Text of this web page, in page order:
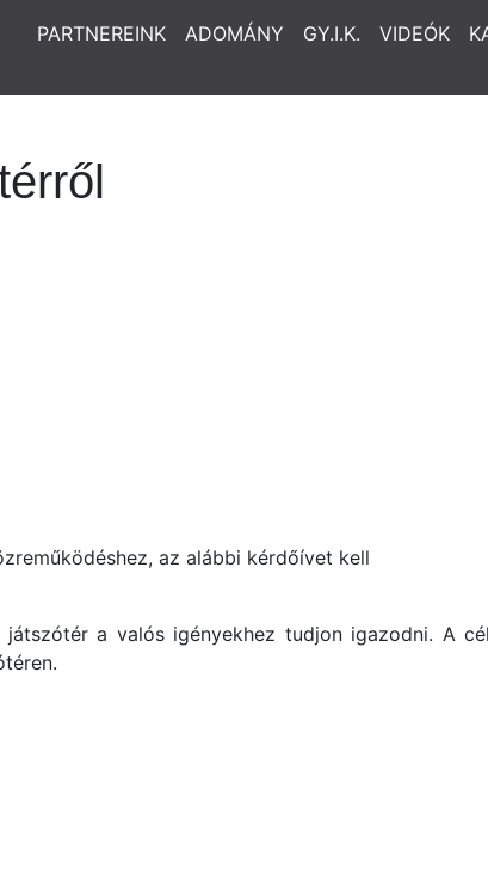
PARTNEREINK ADOMÁNY GY.I.K. VIDEÓK
az alábbi kérdőívet kell
a valós igényekhez tudjon igazodni. A